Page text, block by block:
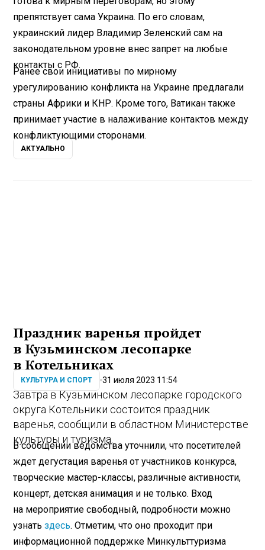
препятствует сама Украина. По его словам,
украинский лидер Владимир Зеленский сам на
законодательном уровне внес запрет на любые
контакты с РФ.
Ранее свои инициативы по мирному
урегулированию конфликта на Украине предлагали
страны Африки и КНР. Кроме того, Ватикан также
принимает участие в налаживание контактов между
конфликтующими сторонами.
АКТУАЛЬНО
Праздник варенья пройдет
в Кузьминском лесопарке
в Котельниках
КУЛЬТУРА И СПОРТ 31 июля 2023 11:54
Завтра в Кузьминском лесопарке городского
округа Котельники состоится праздник
варенья, сообщили в областном Министерстве
культуры и туризма.
В сообщении ведомства уточнили, что посетителей
ждет дегустация варенья от участников конкурса,
творческие мастер-классы, различные активности,
концерт, детская анимация и не только. Вход
на мероприятие свободный, подробности можно
узнатьздесь. Отметим, что оно проходит при
информационной поддержке Минкульттуризма